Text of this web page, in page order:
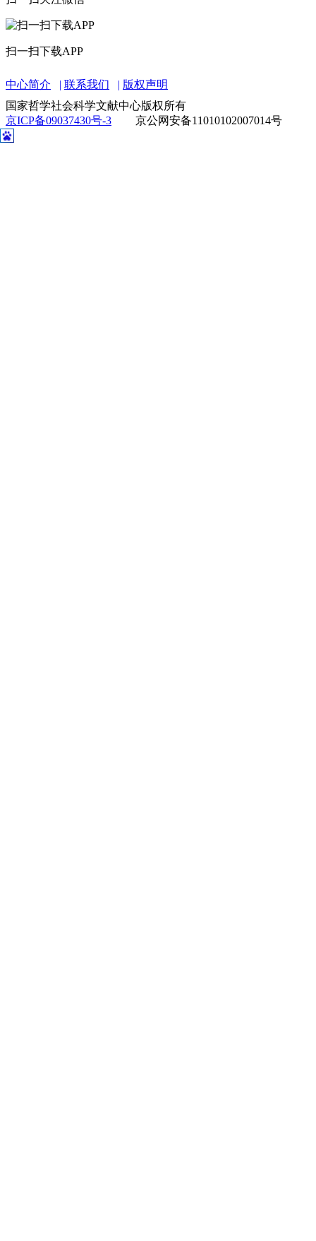
扫一扫下载APP
中心简介 联系我们
版权声明
国家哲学社会科学文献中心版权所有
京ICP备09037430号-3
京公网安备11010102007014号